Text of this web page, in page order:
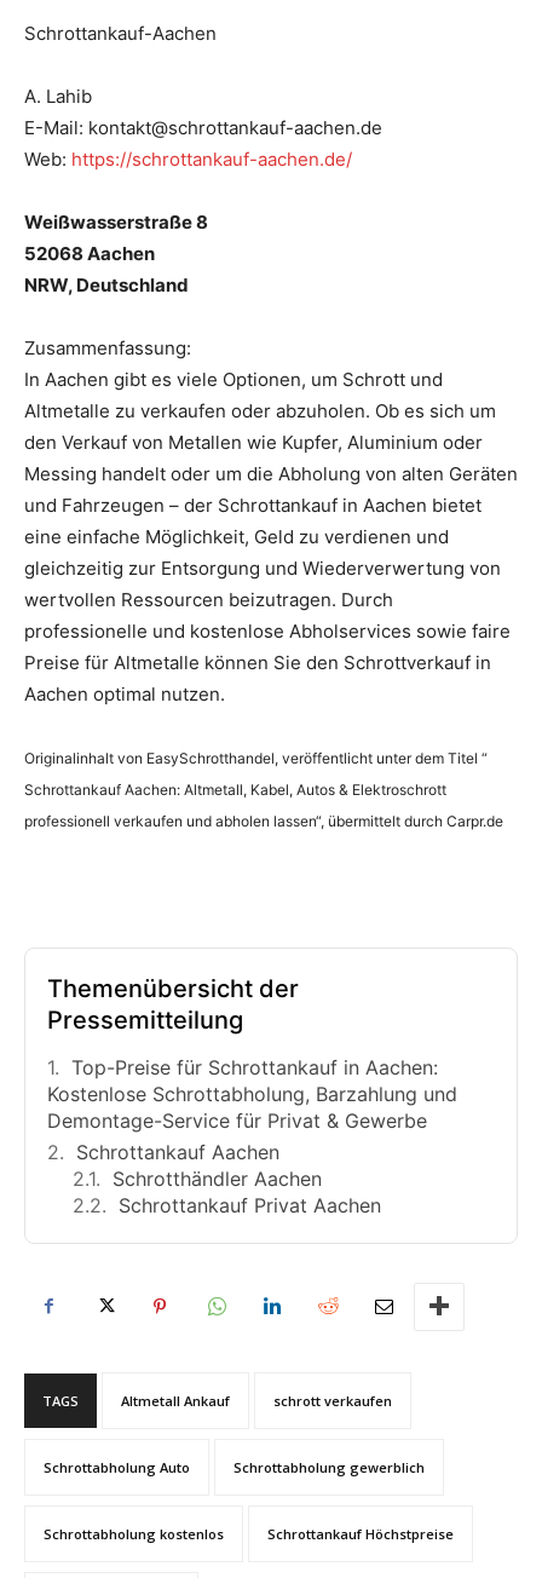
Schrottankauf-Aachen
A. Lahib
E-Mail: kontakt@schrottankauf-aachen.de
Web: https://schrottankauf-aachen.de/
Weißwasserstraße 8
52068 Aachen
NRW, Deutschland
Zusammenfassung:
In Aachen gibt es viele Optionen, um Schrott und
Altmetalle zu verkaufen oder abzuholen. Ob es sich um
den Verkauf von Metallen wie Kupfer, Aluminium oder
Messing handelt oder um die Abholung von alten Geräten
und Fahrzeugen – der Schrottankauf in Aachen bietet
eine einfache Möglichkeit, Geld zu verdienen und
gleichzeitig zur Entsorgung und Wiederverwertung von
wertvollen Ressourcen beizutragen. Durch
professionelle und kostenlose Abholservices sowie faire
Preise für Altmetalle können Sie den Schrottverkauf in
Aachen optimal nutzen.
Originalinhalt von EasySchrotthandel, veröffentlicht unter dem Titel “
Schrottankauf Aachen: Altmetall, Kabel, Autos & Elektroschrott
professionell verkaufen und abholen lassen“, übermittelt durch Carpr.de
Themenübersicht der
Pressemitteilung
Top-Preise für Schrottankauf in Aachen:
Kostenlose Schrottabholung, Barzahlung und
Demontage-Service für Privat & Gewerbe
Schrottankauf Aachen
Schrotthändler Aachen
Schrottankauf Privat Aachen
TAGS Altmetall Ankauf schrott verkaufen
Schrottabholung Auto Schrottabholung gewerblich
Schrottabholung kostenlos Schrottankauf Höchstpreise